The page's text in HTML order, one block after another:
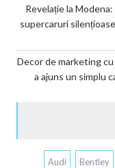
Revelație la
supercaruri
Decor de marketing
a ajuns un simplu
Audi Bentley